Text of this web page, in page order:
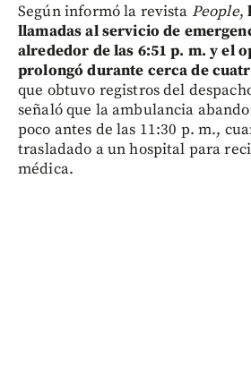
Según informó la revista People,
llamadas al servicio de
alrededor de las 6:51 p. m. y el
prolongó durante cerca de
que obtuvo registros del
señaló que la ambulancia
poco antes de las 11:30 p. m.,
trasladado a un hospital para
médica.